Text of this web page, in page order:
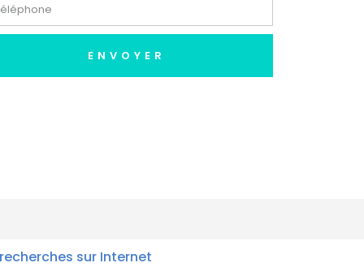
ENVOYER
sur Internet